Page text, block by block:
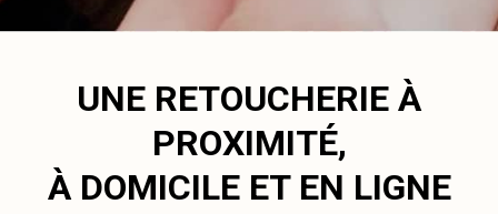
UNE RETOUCHERIE À
PROXIMITÉ,
À DOMICILE ET EN LIGNE